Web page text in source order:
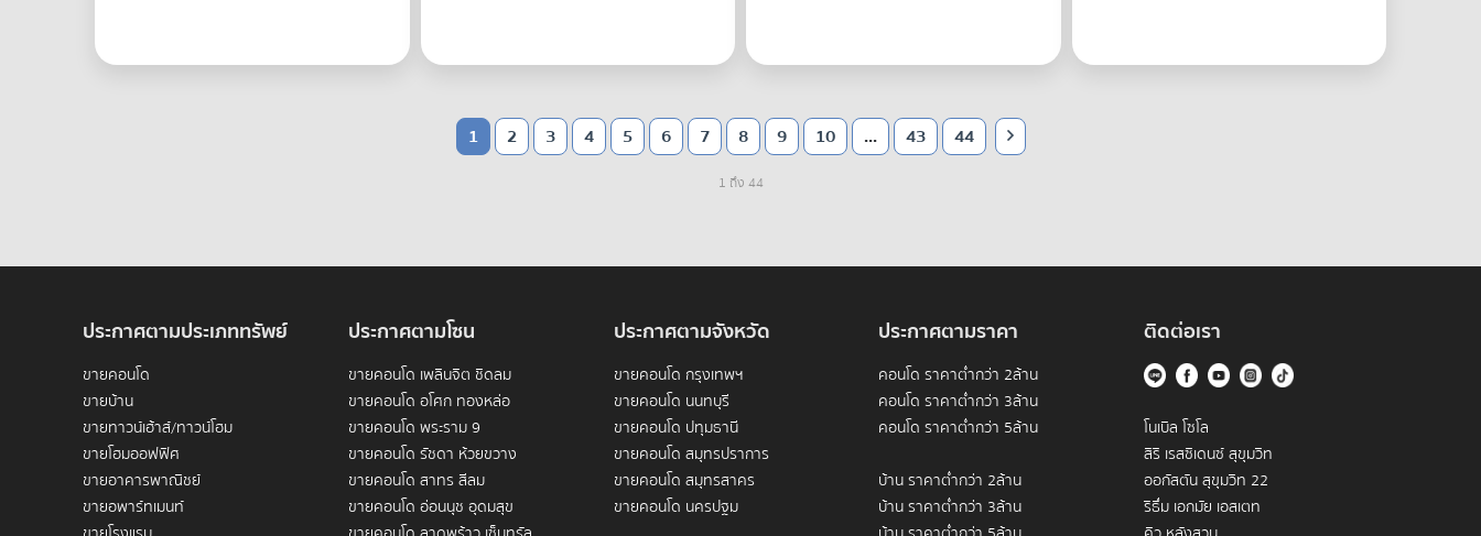
1 2 3 4 5 6 7 8 9 10 ... 43 44
1 ถึง 44
ประกาศตามประเภททรัพย์
ขายคอนโด
ขายบ้าน
ขายทาวน์เฮ้าส์/ทาวน์โฮม
ขายโฮมออฟฟิศ
ขายอาคารพาณิชย์
ขายอพาร์ทเมนท์
ประกาศตามโซน
ขายคอนโด เพลินจิต ชิดลม
ขายคอนโด อโศก ทองหล่อ
ขายคอนโด พระราม 9
ขายคอนโด รัชดา ห้วยขวาง
ขายคอนโด สาทร สีลม
ขายคอนโด อ่อนนุช อุดมสุข
ประกาศตามจังหวัด
ขายคอนโด กรุงเทพฯ
ขายคอนโด นนทบุรี
ขายคอนโด ปทุมธานี
ขายคอนโด สมุทรปราการ
ขายคอนโด สมุทรสาคร
ขายคอนโด นครปฐม
ประกาศตามราคา
คอนโด ราคาต่ำกว่า 2ล้าน
คอนโด ราคาต่ำกว่า 3ล้าน
คอนโด ราคาต่ำกว่า 5ล้าน
บ้าน ราคาต่ำกว่า 2ล้าน
บ้าน ราคาต่ำกว่า 3ล้าน
ติดต่อเรา
โนเบิล โซโล
สิริ เรสซิเดนซ์ สุขุมวิท
ออกัสตัน สุขุมวิท 22
ริธึ่ม เอกมัย เอสเตท